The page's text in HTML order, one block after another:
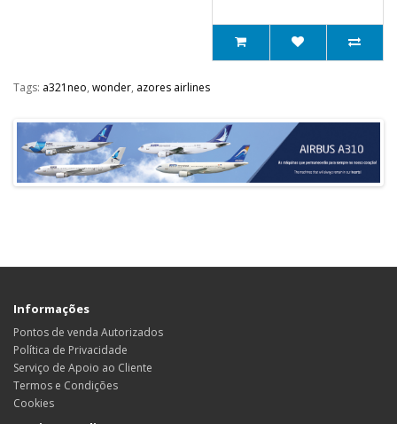
Tags: a321neo, wonder, azores airlines
Informações
Pontos de venda Autorizados
Política de Privacidade
Serviço de Apoio ao Cliente
Termos e Condições
Cookies